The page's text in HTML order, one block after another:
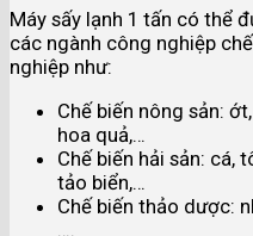
Máy sấy lạnh 1 tấn có thể
các ngành công nghiệp
nghiệp như:
Chế biến nông sản:
hoa quả,…
Chế biến hải sản: cá,
tảo biển,…
Chế biến thảo dược:
….